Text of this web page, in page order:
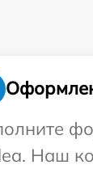
Наш